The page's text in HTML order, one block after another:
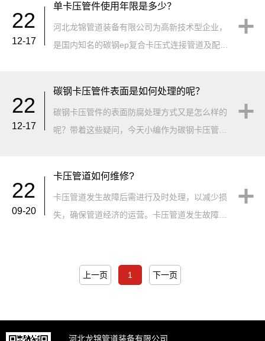
22
12-17
单卡压管件使用年限是多少？
河北龙锦管道装备有限公司为高新技术型企业，
是国内知名的碳钢ep复合卡压式连接管道及配件
碳钢卡压管材···
22
12-17
碳钢卡压管件表面是如何处理的呢？
碳钢卡压管件的表面防腐处理方式又是怎么样的
呢？带着这些疑问，今天小编作为碳钢卡压管件
大家来对这方面进行解析！&nbs···
22
09-20
卡压管道如何维修?
卡压管道发生故障后需进行及时处理，以减少损
失，确保管道经济的运营。卡压管道发生故障后
减少损失，确保管道经济的运营。卡···
上一页 1 下一页
河北龙锦管道装备有限公司